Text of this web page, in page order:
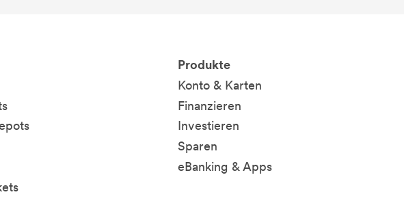
Produkte
Konto & Karten
Finanzieren
Investieren
Sparen
eBanking & Apps